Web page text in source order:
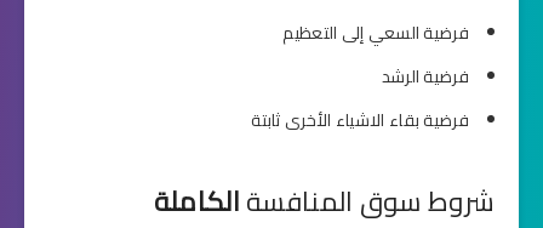
فرضية السعي إلى التعظيم
فرضية الرشد
فرضية بقاء الاشياء الأخرى ثابتة
شروط سوق المنافسةالكاملة